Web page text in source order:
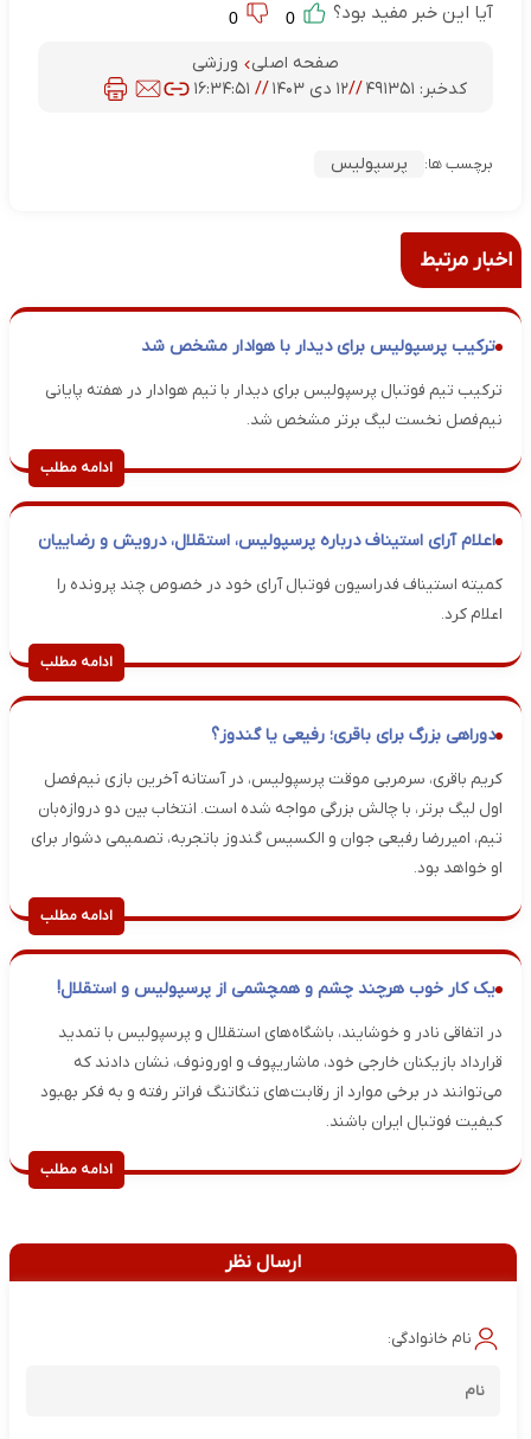
آیا این خبر مفید بود؟
صفحه اصلی
ورزشی
کدخبر: ۴۹۱۳۵۱ //۱۲ دی ۱۴۰۳ // ۱۶:۳۴:۵۱
برچسب ها: پرسپولیس
اخبار مرتبط
ترکیب پرسپولیس برای دیدار با هوادار مشخص شد
ترکیب تیم فوتبال پرسپولیس برای دیدار با تیم هوادار در هفته پایانی
نیم‌فصل نخست لیگ برتر مشخص شد.
ادامه مطلب
اعلام آرای استیناف درباره پرسپولیس، استقلال، درویش و رضاییان
کمیته استیناف فدراسیون فوتبال آرای خود در خصوص چند پرونده را
اعلام کرد.
ادامه مطلب
دوراهی بزرگ برای باقری؛ رفیعی یا گندوز؟
کریم باقری، سرمربی موقت پرسپولیس، در آستانه آخرین بازی نیم‌فصل
اول لیگ برتر، با چالش بزرگی مواجه شده است. انتخاب بین دو دروازه‌بان
تیم، امیررضا رفیعی جوان و الکسیس گندوز باتجربه، تصمیمی دشوار برای
او خواهد بود.
ادامه مطلب
یک کار خوب هرچند چشم و همچشمی از پرسپولیس و استقلال!
در اتفاقی نادر و خوشایند، باشگاه‌های استقلال و پرسپولیس با تمدید
قرارداد بازیکنان خارجی خود، ماشاریپوف و اورونوف، نشان دادند که
می‌توانند در برخی موارد از رقابت‌های تنگاتنگ فراتر رفته و به فکر بهبود
کیفیت فوتبال ایران باشند.
ادامه مطلب
ارسال نظر
نام خانوادگی: